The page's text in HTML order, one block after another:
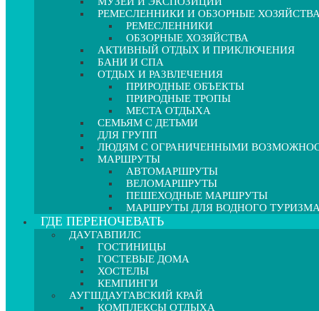
РЕМЕСЛЕННИКИ И ОБЗОРНЫЕ ХОЗЯЙСТВА
РЕМЕСЛЕННИКИ
ОБЗОРНЫЕ ХОЗЯЙСТВА
АКТИВНЫЙ ОТДЫХ И ПРИКЛЮЧЕНИЯ
БАНИ И СПА
ОТДЫХ И РАЗВЛЕЧЕНИЯ
ПРИРОДНЫЕ ОБЪЕКТЫ
ПРИРОДНЫЕ ТРОПЫ
МЕСТА ОТДЫХА
СЕМЬЯМ С ДЕТЬМИ
ДЛЯ ГРУПП
ЛЮДЯМ С ОГРАНИЧЕННЫМИ
МАРШРУТЫ
АВТОМАРШРУТЫ
ВЕЛОМАРШРУТЫ
ПЕШЕХОДНЫЕ МАРШРУТЫ
МАРШРУТЫ ДЛЯ ВОДНОГО ТУРИЗМА
ГДЕ ПЕРЕНОЧЕВАТЬ
ДАУГАВПИЛС
ГОСТИНИЦЫ
ГОСТЕВЫЕ ДОМА
ХОСТЕЛЫ
КЕМПИНГИ
АУГШДАУГАВСКИЙ КРАЙ
КОМПЛЕКСЫ ОТДЫХА